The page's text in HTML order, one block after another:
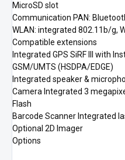
MicroSD slot
Communication PAN:
WLAN: integrated 802.11b/g,
Compatible extensions
Integrated GPS SiRF III with
GSM/UMTS (HSDPA/EDGE)
Integrated speaker &
Camera Integrated 3
Flash
Barcode Scanner Integrated
Optional 2D Imager
Options